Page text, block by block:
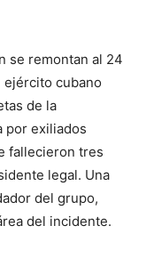
se remontan al 24
ejército cubano
de la
por exiliados
fallecieron tres
legal. Una
del grupo,
del incidente.